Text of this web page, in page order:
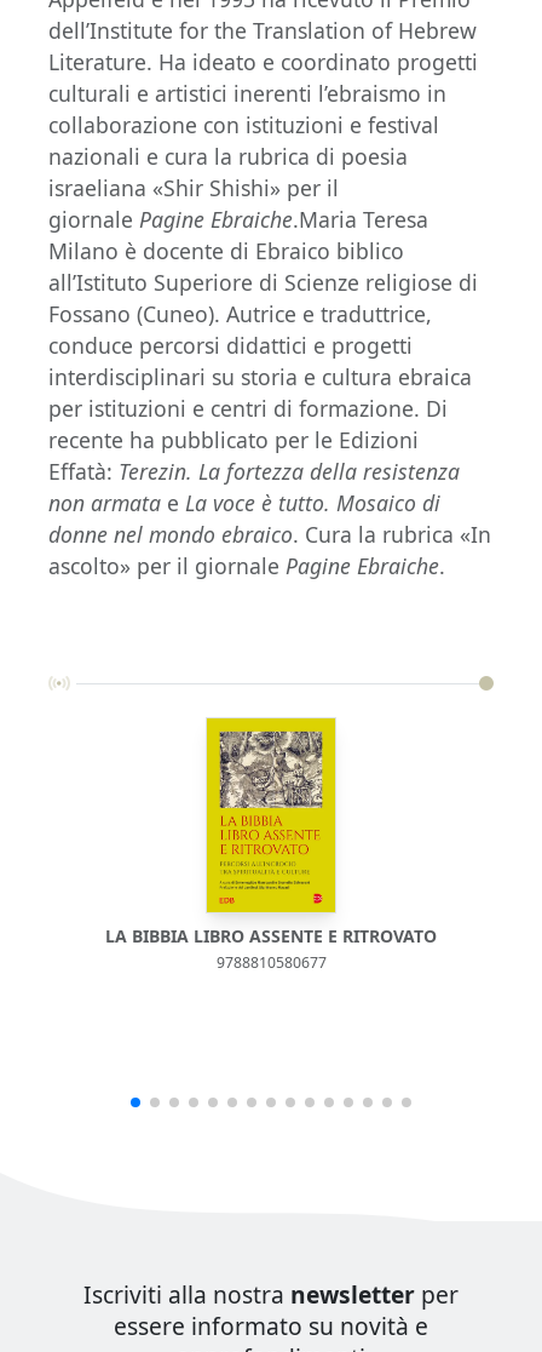
dell’Institute for the Translation of Hebrew
Literature. Ha ideato e coordinato progetti
culturali e artistici inerenti l’ebraismo in
collaborazione con istituzioni e festival
nazionali e cura la rubrica di poesia
israeliana «Shir Shishi» per il
giornale Pagine Ebraiche.Maria Teresa
Milano è docente di Ebraico biblico
all’Istituto Superiore di Scienze religiose di
Fossano (Cuneo). Autrice e traduttrice,
conduce percorsi didattici e progetti
interdisciplinari su storia e cultura ebraica
per istituzioni e centri di formazione. Di
recente ha pubblicato per le Edizioni
Effatà: Terezin. La fortezza della resistenza
non armata e La voce è tutto. Mosaico di
donne nel mondo ebraico. Cura la rubrica «In
ascolto» per il giornale Pagine Ebraiche.
LA BIBBIA LIBRO ASSENTE E RITROVATO
9788810580677
Iscriviti alla nostra newsletter per
essere informato su novità e